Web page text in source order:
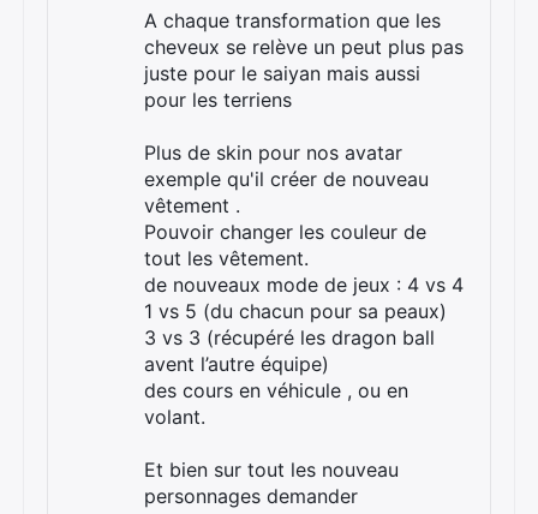
A chaque transformation que les
cheveux se relève un peut plus pas
juste pour le saiyan mais aussi
pour les terriens
Plus de skin pour nos avatar
exemple qu'il créer de nouveau
vêtement .
Pouvoir changer les couleur de
tout les vêtement.
de nouveaux mode de jeux : 4 vs 4
1 vs 5 (du chacun pour sa peaux)
3 vs 3 (récupéré les dragon ball
avent l’autre équipe)
des cours en véhicule , ou en
volant.
Et bien sur tout les nouveau
personnages demander